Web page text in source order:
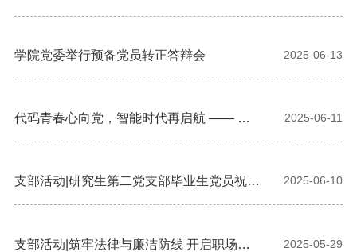
新发展党员集体谈话
学院党委举行预备党员转正答辩会 2025-06-13
代码青春心向党，智能时代再启航 —— 计
算机学院开展毕业生党员主题教育活动
2025-06-11
支部活动|研究生第二党支部毕业生党员祝福
视频
2025-06-10
支部活动|筑牢法律与廉洁防线 开启职场光
2025-05-29